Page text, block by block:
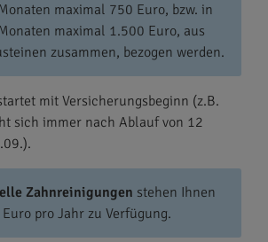
maximal 750 Euro, bzw. in
maximal 1.500 Euro, aus
zusammen, bezogen werden.
mit Versicherungsbeginn (z.B.
sich immer nach Ablauf von 12
Zahnreinigungen stehen Ihnen
pro Jahr zu Verfügung.